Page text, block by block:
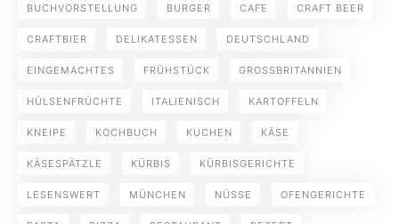
BUCHVORSTELLUNG BURGER CAFE CRAFT BEER
CRAFTBIER DELIKATESSEN DEUTSCHLAND
EINGEMACHTES FRÜHSTÜCK GROSSBRITANNIEN
HÜLSENFRÜCHTE ITALIENISCH KARTOFFELN
KNEIPE KOCHBUCH KUCHEN KÄSE
KÄSESPÄTZLE KÜRBIS KÜRBISGERICHTE
LESENSWERT MÜNCHEN NÜSSE OFENGERICHTE